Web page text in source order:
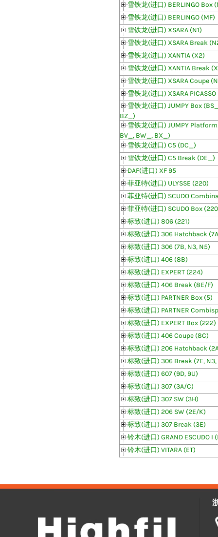
雪铁龙(进口) BERLINGO Box
雪铁龙(进口) BERLINGO (MF)
雪铁龙(进口) XSARA (N1)
雪铁龙(进口) XSARA Break
雪铁龙(进口) XANTIA (X2)
雪铁龙(进口) XANTIA Break
雪铁龙(进口) XSARA Coupe
雪铁龙(进口) XSARA
雪铁龙(进口) JUMPY Box
BZ_)
雪铁龙(进口) JUMPY
BV_, BW_, BX_)
雪铁龙(进口) C5 (DC_)
雪铁龙(进口) C5 Break (DE_)
DAF(进口) XF 95
菲亚特(进口) ULYSSE (220)
菲亚特(进口) SCUDO
菲亚特(进口) SCUDO Box
标致(进口) 806 (221)
标致(进口) 306 Hatchback
标致(进口) 306 (7B, N3, N5)
标致(进口) 406 (8B)
标致(进口) EXPERT (224)
标致(进口) 406 Break (8E/F)
标致(进口) PARTNER Box (5)
标致(进口) PARTNER
标致(进口) EXPERT Box (222)
标致(进口) 406 Coupe (8C)
标致(进口) 206 Hatchback
标致(进口) 306 Break (7E,
标致(进口) 607 (9D, 9U)
标致(进口) 307 (3A/C)
标致(进口) 307 SW (3H)
标致(进口) 206 SW (2E/K)
标致(进口) 307 Break (3E)
铃木(进口) GRAND ESCUDO I
铃木(进口) VITARA (ET)